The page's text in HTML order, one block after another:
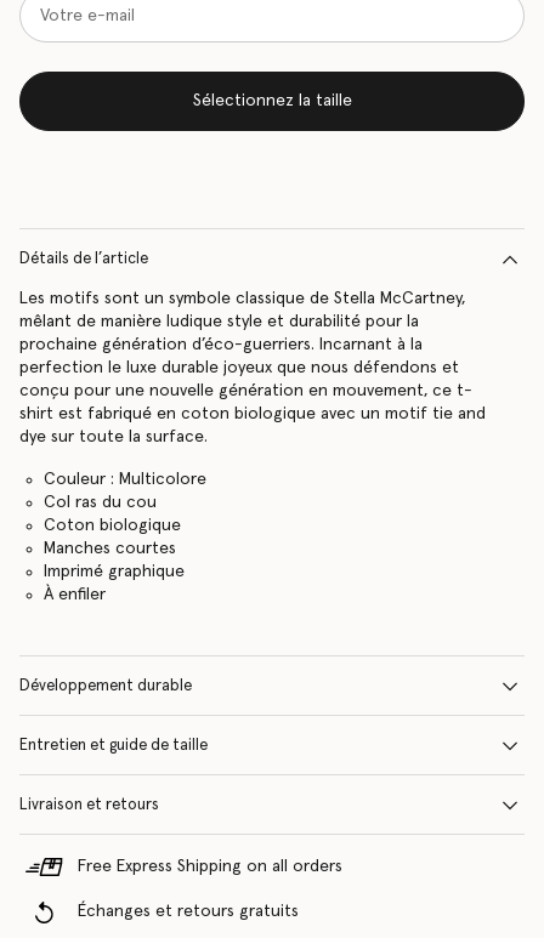
Sélectionnez la taille
Détails de l’article
Les motifs sont un symbole classique de Stella McCartney,
mêlant de manière ludique style et durabilité pour la
prochaine génération d’éco-guerriers. Incarnant à la
perfection le luxe durable joyeux que nous défendons et
conçu pour une nouvelle génération en mouvement, ce t-
shirt est fabriqué en coton biologique avec un motif tie and
dye sur toute la surface.
Couleur : Multicolore
Col ras du cou
Coton biologique
Manches courtes
Imprimé graphique
À enfiler
Développement durable
Entretien et guide de taille
Livraison et retours
Free Express Shipping on all orders
Échanges et retours gratuits